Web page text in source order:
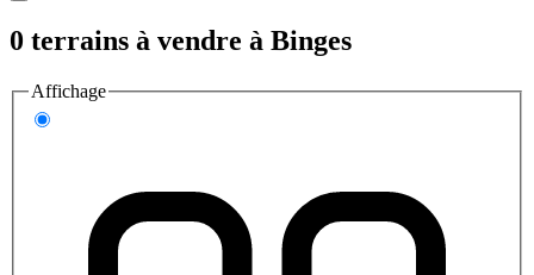
0 terrains à vendre à Binges
Affichage